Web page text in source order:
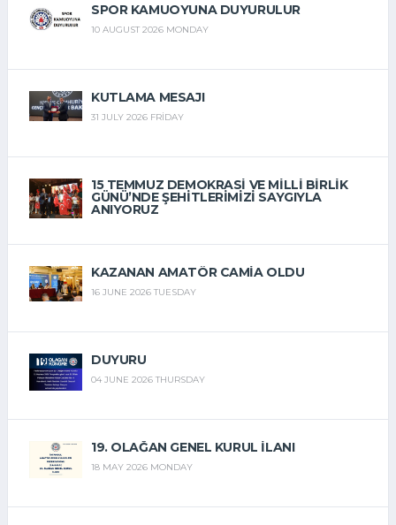
SPOR KAMUOYUNA DUYURULUR
10 AUGUST 2026 MONDAY
KUTLAMA MESAJI
31 JULY 2026 FRIDAY
15 TEMMUZ DEMOKRASİ VE MİLLİ BİRLİK
GÜNÜ’NDE ŞEHİTLERİMİZİ SAYGIYLA
ANIYORUZ
KAZANAN AMATÖR CAMIA OLDU
16 JUNE 2026 TUESDAY
DUYURU
04 JUNE 2026 THURSDAY
19. OLAĞAN GENEL KURUL İLANI
18 MAY 2026 MONDAY